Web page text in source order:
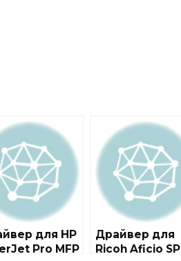
для HP
Pro MFP
Драйвер для
Ricoh Aficio SP